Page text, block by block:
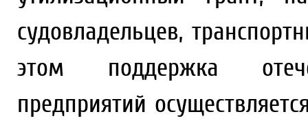
судовладельцев,
этом поддержка
предприятий